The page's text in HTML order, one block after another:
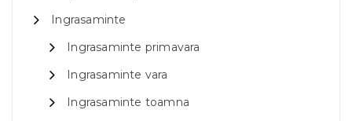
Ingrasaminte
Ingrasaminte primavara
Ingrasaminte vara
Ingrasaminte toamna